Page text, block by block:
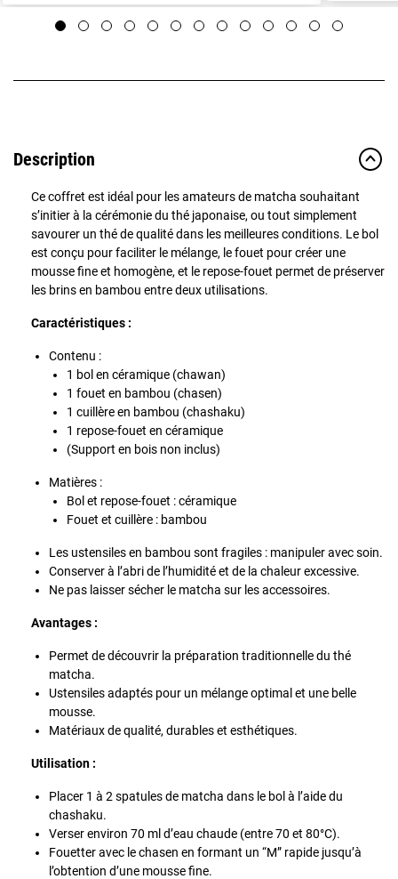
Description
Ce coffret est idéal pour les amateurs de matcha souhaitant
s’initier à la cérémonie du thé japonaise, ou tout simplement
savourer un thé de qualité dans les meilleures conditions. Le bol
est conçu pour faciliter le mélange, le fouet pour créer une
mousse fine et homogène, et le repose-fouet permet de préserver
les brins en bambou entre deux utilisations.
Caractéristiques :
Contenu :
1 bol en céramique (chawan)
1 fouet en bambou (chasen)
1 cuillère en bambou (chashaku)
1 repose-fouet en céramique
(Support en bois non inclus)
Matières :
Bol et repose-fouet : céramique
Fouet et cuillère : bambou
Les ustensiles en bambou sont fragiles : manipuler avec soin.
Conserver à l’abri de l’humidité et de la chaleur excessive.
Ne pas laisser sécher le matcha sur les accessoires.
Avantages :
Permet de découvrir la préparation traditionnelle du thé
matcha.
Ustensiles adaptés pour un mélange optimal et une belle
mousse.
Matériaux de qualité, durables et esthétiques.
Utilisation :
Placer 1 à 2 spatules de matcha dans le bol à l’aide du
chashaku.
Verser environ 70 ml d’eau chaude (entre 70 et 80°C).
Fouetter avec le chasen en formant un “M” rapide jusqu’à
l’obtention d’une mousse fine.